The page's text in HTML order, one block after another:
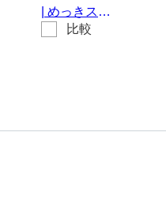
めっきスパ
チュラ, 材
比較